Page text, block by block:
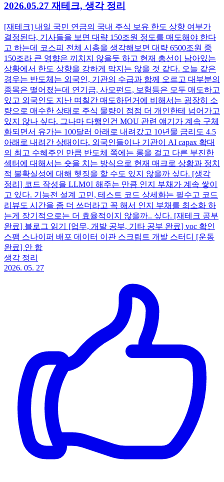
2026.05.27 재테크, 생각 정리
[재테크] 내일 국민 연금의 국내 주식 보유 한도 상향 여부가
결정된다, 기사들을 보면 대략 150조원 정도를 매도해야 한다
고 하는데 코스피 전체 시총을 생각해보면 대략 6500조원 중
150조라 큰 영향은 끼치지 않을듯 하고 현재 총선이 남아있는
상황에서 한도 상향을 강하게 막지는 않을 것 같다. 오늘 같은
경우는 반도체는 외국인, 기관의 수급과 함께 오르고 대부분의
종목은 떨어졌는데 연기금, 사모펀드, 보험등은 모두 매도하고
있고 외국인도 지난 며칠간 매도하던거에 비해서는 굉장히 소
량으로 매수한 상태로 주식 물량이 점점 더 개인한테 넘어가고
있지 않나 싶다. 그나마 다행인건 MOU 관련 얘기가 계속 구체
화되면서 유가는 100달러 아래로 내려갔고 10년물 금리도 4.5
아래로 내려간 상태이다. 외국인들이나 기관이 AI capax 확대
의 최고 수혜주인 만큼 반도체 쪽에는 롱을 걸고 다른 부진한
섹터에 대해서는 숏을 치는 방식으로 현재 매크로 상황과 정치
적 불확실성에 대해 헷징을 할 수도 있지 않을까 싶다. [생각
정리] 코드 작성을 LLM이 해주는 만큼 인지 부채가 계속 쌓이
고 있다. 기능전 설계 고민, 테스트 코드 상세화는 필수고 코드
리뷰도 시간을 좀 더 쓰더라고 꼭 해서 인지 부채를 최소화 하
는게 장기적으로는 더 효율적이지 않을까.. 싶다. [재테크 공부
완료] 블로그 읽기 [업무, 개발 공부, 기타 공부 완료] voc 확인
스팸 스나이퍼 배포 데이터 이관 스크립트 개발 스터디 [운동
완료] 안 함
생각 정리
2026. 05. 27